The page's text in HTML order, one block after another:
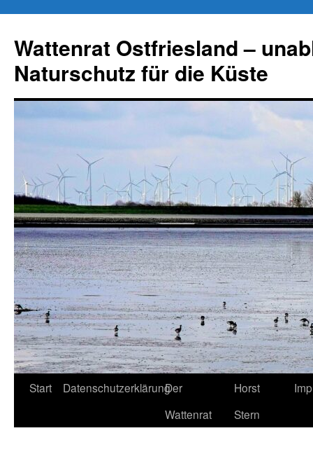
springen
Wattenrat Ostfriesland –
Naturschutz für die Küste
Start DatenschutzerklärungDer
Wattenrat
Horst
Stern